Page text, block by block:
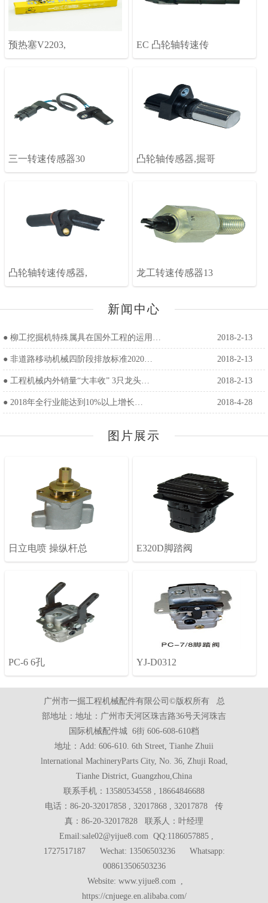
预热塞V2203, EC 凸轮轴转速传
三一转速传感器30 凸轮轴传感器,掘哥
凸轮轴转速传感器, 龙工转速传感器13
新闻中心
● 柳工挖掘机特殊属具在国外工程的运用… 2018-2-13
● 非道路移动机械四阶段排放标准2020… 2018-2-13
● 工程机械内外销量“大丰收” 3只龙头… 2018-2-13
● 2018年全行业能达到10%以上增长… 2018-4-28
图片展示
日立电喷 操纵杆总 E320D脚踏阀
PC-6 6孔 YJ-D0312
广州市一掘工程机械配件有限公司©版权所有 总
部地址：地址：广州市天河区珠吉路36号天河珠吉
国际机械配件城 6街 606-608-610档
地址：Add: 606-610. 6th Street, Tianhe Zhuii
lnternational MachineryParts City, No. 36, Zhuji Road,
Tianhe District, Guangzhou,China
联系手机：13580534558 , 18664846688
电话：86-20-32017858 , 32017868 , 32017878 传
真：86-20-32017828 联系人：叶经理
Email:sale02@yijue8.com QQ:1186057885 ,
1727517187 Wechat: 13506503236 Whatsapp:
008613506503236
Website: www.yijue8.com ,
https://cnjuege.en.alibaba.com/